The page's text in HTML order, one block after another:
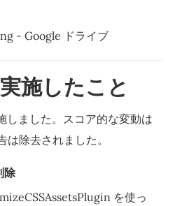
施したこと
しました。スコア的な変動は
除去されました。
除
を使っ